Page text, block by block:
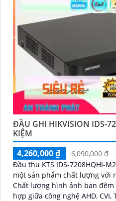
ĐẦU GHI HIKVISION IDS-
KIỆM
4,260,000 ₫
6,090,000 ₫
Đầu thu KTS IDS-7208HQHI-
một sản phẩm chất lượng với
Chất lượng hình ảnh ban
hợp giữa công nghệ AHD, CVI,